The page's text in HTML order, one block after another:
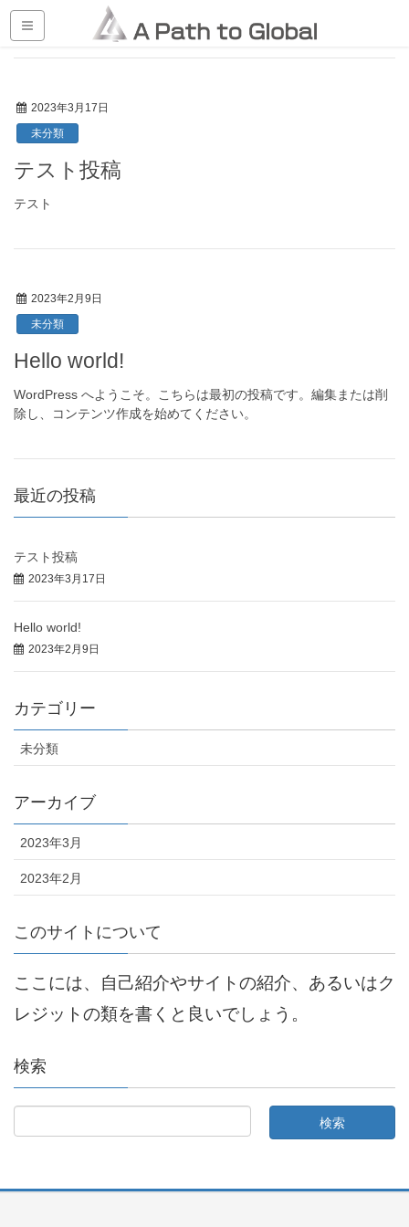
HOME ブログ
2023年3月17日
未分類
テスト投稿
テスト
2023年2月9日
未分類
Hello world!
WordPress へようこそ。こちらは最初の投稿です。編集または削
除し、コンテンツ作成を始めてください。
最近の投稿
テスト投稿
2023年3月17日
Hello world!
2023年2月9日
カテゴリー
未分類
アーカイブ
2023年3月
2023年2月
このサイトについて
ここには、自己紹介やサイトの紹介、あるいはク
レジットの類を書くと良いでしょう。
検索